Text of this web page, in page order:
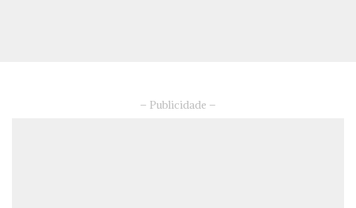
– Publicidade –